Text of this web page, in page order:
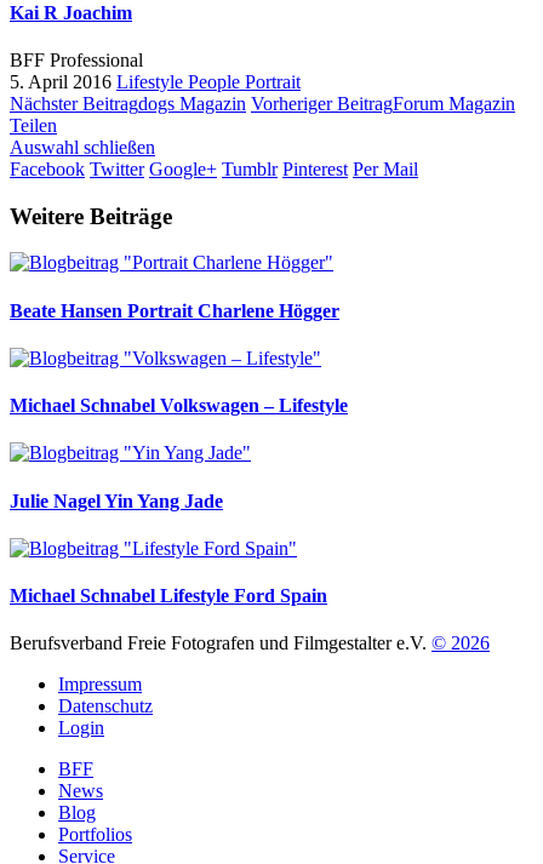
Kai R Joachim
BFF Professional
5. April 2016 Lifestyle People Portrait
Nächster Beitragdogs Magazin Vorheriger BeitragForum Magazin
Teilen
Auswahl schließen
Facebook Twitter Google+ Tumblr Pinterest Per Mail
Weitere Beiträge
Beate Hansen Portrait Charlene Högger
Michael Schnabel Volkswagen – Lifestyle
Julie NagelYin Yang Jade
Michael Schnabel Lifestyle Ford Spain
Berufsverband Freie Fotografen und Filmgestalter e.V. © 2026
Impressum
Datenschutz
Login
BFF
News
Blog
Portfolios
Service